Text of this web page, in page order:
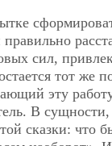
сил,
тот же
эту работу
В
сказки: что